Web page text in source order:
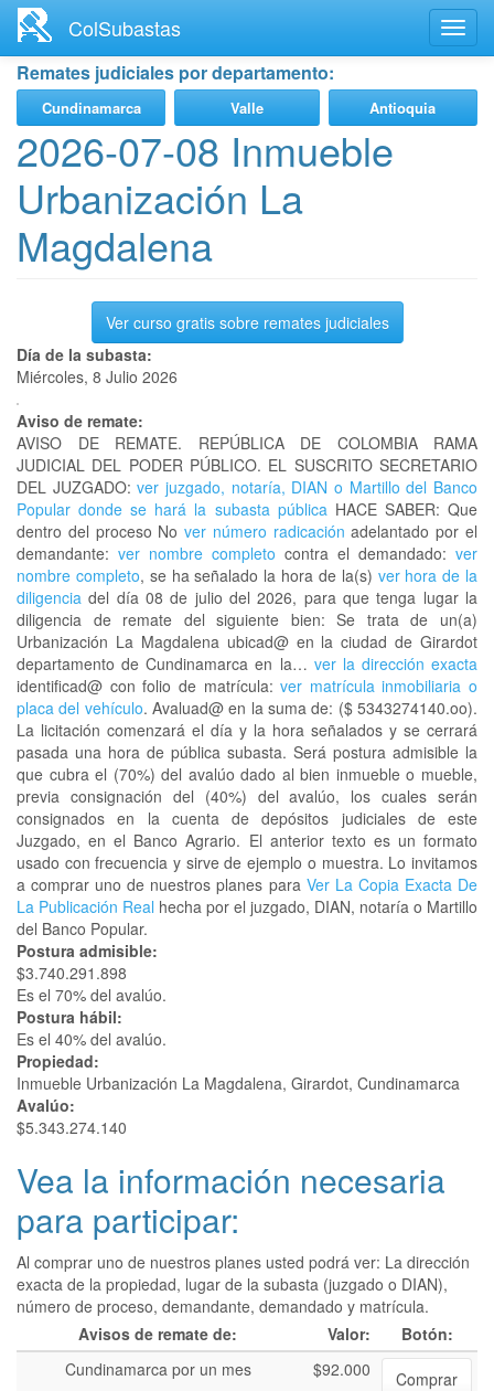
contenido
principal
ColSubastas
Remates judiciales por departamento:
Cundinamarca Valle Antioquia
2026-07-08 Inmueble
Urbanización La
Magdalena
Ver curso gratis sobre remates judiciales
Día de la subasta:
Miércoles, 8 Julio 2026
Aviso de remate:
AVISO DE REMATE. REPÚBLICA DE COLOMBIA RAMA
JUDICIAL DEL PODER PÚBLICO. EL SUSCRITO SECRETARIO
DEL JUZGADO: ver juzgado, notaría, DIAN o Martillo del Banco
Popular donde se hará la subasta públicaHACE SABER: Que
dentro del proceso Nover número radicación adelantado por el
demandante: ver nombre completo contra el demandado: ver
nombre completo, se ha señalado la hora de la(s) ver hora de la
diligencia del día 08 de julio del 2026, para que tenga lugar la
diligencia de remate del siguiente bien: Se trata de un(a)
Urbanización La Magdalena ubicad@ en la ciudad de Girardot
departamento de Cundinamarca en la… ver la dirección exacta
identificad@ con folio de matrícula:ver matrícula inmobiliaria o
placa del vehículo. Avaluad@ en la suma de: ($ 5343274140.oo).
La licitación comenzará el día y la hora señalados y se cerrará
pasada una hora de pública subasta. Será postura admisible la
que cubra el (70%) del avalúo dado al bien inmueble o mueble,
previa consignación del (40%) del avalúo, los cuales serán
consignados en la cuenta de depósitos judiciales de este
Juzgado, en el Banco Agrario. El anterior texto es un formato
usado con frecuencia y sirve de ejemplo o muestra. Lo invitamos
a comprar uno de nuestros planes para Ver La Copia Exacta De
La Publicación Real hecha por el juzgado, DIAN, notaría o Martillo
del Banco Popular.
Postura admisible:
$3.740.291.898
Es el 70% del avalúo.
Postura hábil:
Es el 40% del avalúo.
Propiedad:
Inmueble Urbanización La Magdalena, Girardot, Cundinamarca
Avalúo:
$5.343.274.140
Vea la información necesaria
para participar:
Al comprar uno de nuestros planes usted podrá ver: La dirección
exacta de la propiedad, lugar de la subasta (juzgado o DIAN),
número de proceso, demandante, demandado y matrícula.
Avisos de remate de:
Valor:
Botón:
Cundinamarca por un mes
$92.000
Comprar